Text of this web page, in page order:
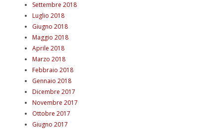
Settembre 2018
Luglio 2018
Giugno 2018
Maggio 2018
Aprile 2018
Marzo 2018
Febbraio 2018
Gennaio 2018
Dicembre 2017
Novembre 2017
Ottobre 2017
Giugno 2017